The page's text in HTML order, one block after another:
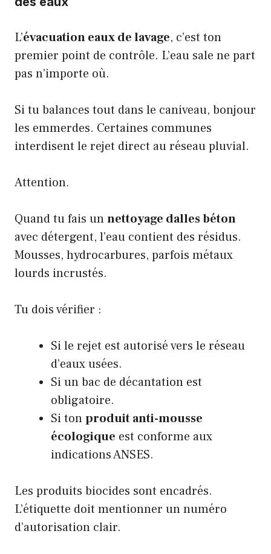
L’évacuation eaux de lavage, c’est ton
premier point de contrôle. L’eau sale ne part
pas n’importe où.
Si tu balances tout dans le caniveau, bonjour
les emmerdes. Certaines communes
interdisent le rejet direct au réseau pluvial.
Attention.
Quand tu fais unnettoyage dalles béton
avec détergent, l’eau contient des résidus.
Mousses, hydrocarbures, parfois métaux
lourds incrustés.
Tu dois vérifier :
Si le rejet est autorisé vers le réseau
d’eaux usées.
Si un bac de décantation est
obligatoire.
Si tonproduit anti-mousse
écologique est conforme aux
indications ANSES.
Les produits biocides sont encadrés.
L’étiquette doit mentionner un numéro
d’autorisation clair.